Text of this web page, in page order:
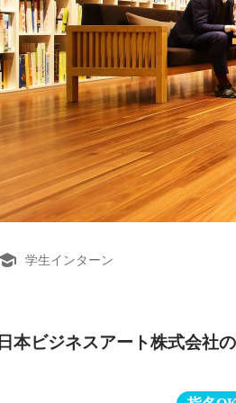
学生インターン
日本ビジネスアート株式会社